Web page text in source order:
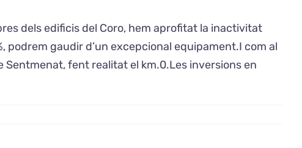
dels edificis del Coro, hem aprofitat la inactivitat
podrem gaudir d’un excepcional equipament.I com al
fent realitat el km.0.Les inversions en